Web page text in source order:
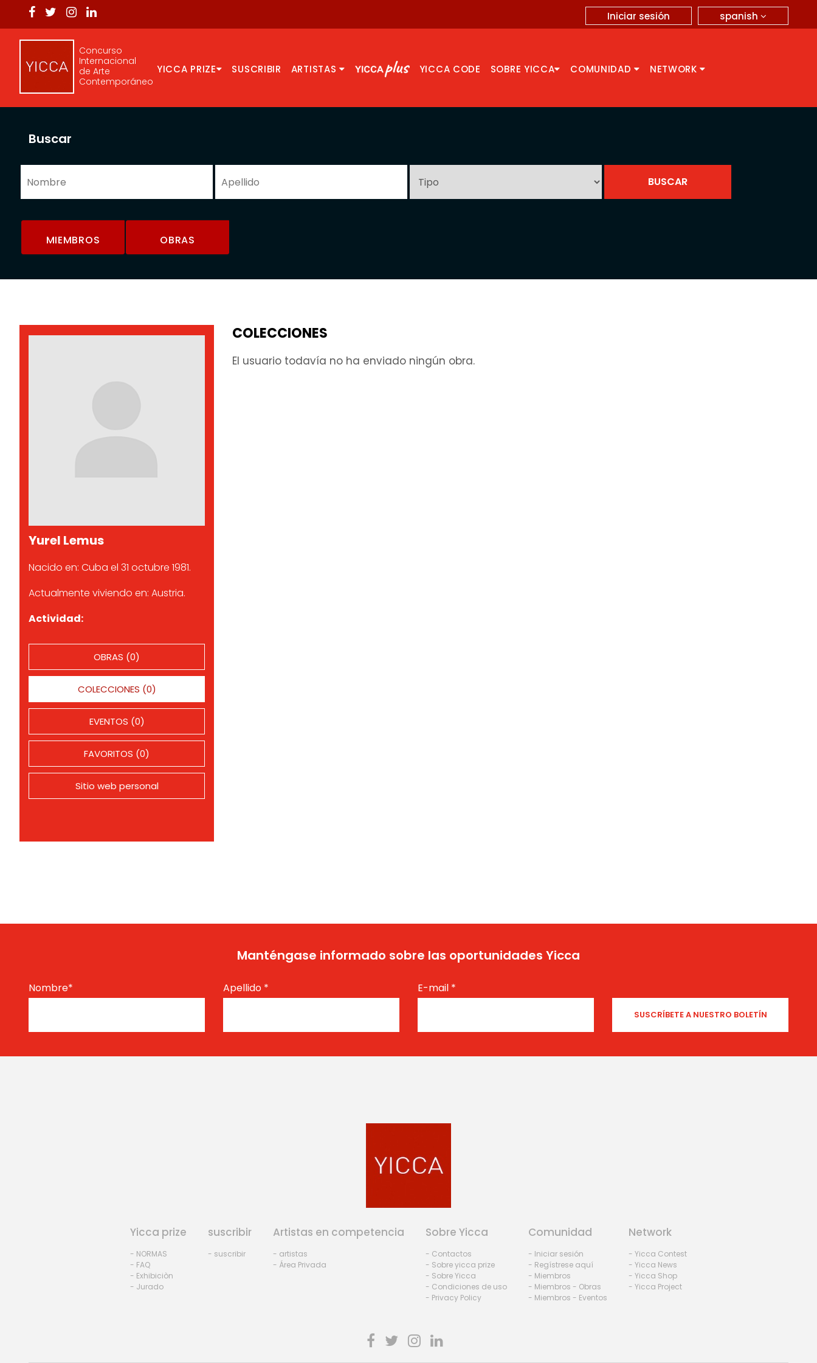
spanish
Iniciar sesión
Concurso
Internacional
de Arte
Contemporáneo
YICCA PRIZE SUSCRIBIR ARTISTAS YICCA CODE SOBRE YICCA COMUNIDAD NETWORK
Buscar
MIEMBROS OBRAS
Yurel Lemus
Nacido en: Cuba el 31 octubre 1981.
Actualmente viviendo en: Austria.
Actividad:
OBRAS (0)
COLECCIONES (0)
EVENTOS (0)
FAVORITOS (0)
Sitio web personal
COLECCIONES
El usuario todavía no ha enviado ningún obra.
Manténgase informado sobre las oportunidades Yicca
Nombre* Apellido * E-mail *
Yicca prize
- NORMAS
- FAQ
- Exhibiciòn
- Jurado
suscribir
- suscribir
Artistas en competencia
- artistas
- Área Privada
Sobre Yicca
- Contactos
- Sobre yicca prize
- Sobre Yicca
- Condiciones de uso
- Privacy Policy
Comunidad
- Iniciar sesión
- Regístrese aquí
- Miembros
- Miembros - Obras
- Miembros - Eventos
Network
- Yicca Contest
- Yicca News
- Yicca Shop
- Yicca Project